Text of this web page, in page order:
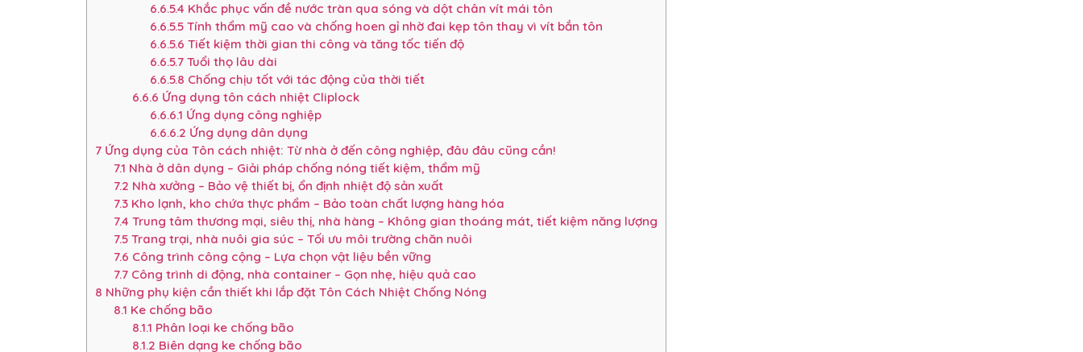
6.6.5.4 Khắc phục vấn đề nước tràn qua sóng và dột chân vít mái tôn
6.6.5.5 Tính thẩm mỹ cao và chống hoen gỉ nhờ đai kẹp tôn thay vì vít bắn tôn
6.6.5.6 Tiết kiệm thời gian thi công và tăng tốc tiến độ
6.6.5.7 Tuổi thọ lâu dài
6.6.5.8 Chống chịu tốt với tác động của thời tiết
6.6.6 Ứng dụng tôn cách nhiệt Cliplock
6.6.6.1 Ứng dụng công nghiệp
6.6.6.2 Ứng dụng dân dụng
7 Ứng dụng của Tôn cách nhiệt: Từ nhà ở đến công nghiệp, đâu đâu cũng cần!
7.1 Nhà ở dân dụng – Giải pháp chống nóng tiết kiệm, thẩm mỹ
7.2 Nhà xưởng – Bảo vệ thiết bị, ổn định nhiệt độ sản xuất
7.3Kho lạnh, kho chứa thực phẩm – Bảo toàn chất lượng hàng hóa
7.4 Trung tâm thương mại, siêu thị, nhà hàng – Không gian thoáng mát, tiết kiệm năng lượng
7.5Trang trại, nhà nuôi gia súc – Tối ưu môi trường chăn nuôi
7.6 Công trình công cộng – Lựa chọn vật liệu bền vững
7.7Công trình di động, nhà container – Gọn nhẹ, hiệu quả cao
8 Những phụ kiện cần thiết khi lắp đặt Tôn Cách Nhiệt Chống Nóng
8.1 Ke chống bão
8.1.1 Phân loại ke chống bão
8.1.2 Biên dạng ke chống bão